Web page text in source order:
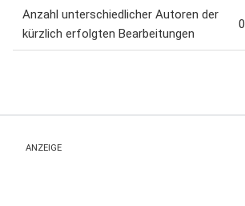
Anzahl unterschiedlicher Autoren der
kürzlich erfolgten Bearbeitungen
0
ANZEIGE